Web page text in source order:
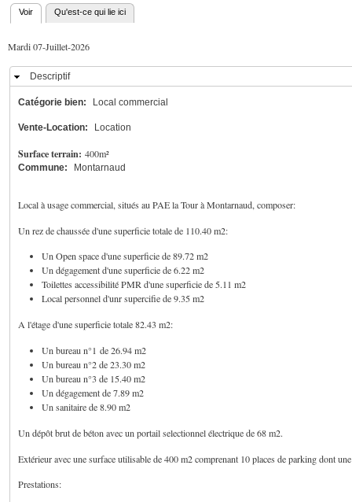
Onglets
principaux
Voir (onglet actif)
Qu'est-ce qui lie ici
Mardi 07-Juillet-2026
Masquer
Descriptif
Catégorie bien: Local commercial
Vente-Location: Location
Surface terrain: 400m²
Commune: Montarnaud
Local à usage commercial, situés au PAE la Tour à Montarnaud, composer:
Un rez de chaussée d'une superficie totale de 110.40 m2:
Un Open space d'une superficie de 89.72 m2
Un dégagement d'une superficie de 6.22 m2
Toilettes accessibilité PMR d'une superficie de 5.11 m2
Local personnel d'unr supercifie de 9.35 m2
A l'étage d'une superficie totale 82.43 m2:
Un bureau n°1 de 26.94 m2
Un bureau n°2 de 23.30 m2
Un bureau n°3 de 15.40 m2
Un dégagement de 7.89 m2
Un sanitaire de 8.90 m2
Un dépôt brut de béton avec un portail selectionnel électrique de 68 m2.
Extérieur avec une surface utilisable de 400 m2 comprenant 10 places de parking dont
Prestations: